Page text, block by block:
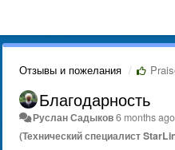
Отзывы и пожелания
Благодарность
Руслан Садыков6 months ago
(Технический специалист